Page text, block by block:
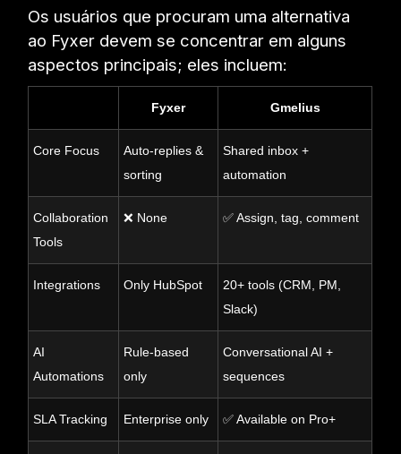
Os usuários que procuram uma alternativa
ao Fyxer devem se concentrar em alguns
aspectos principais; eles incluem:
Fyxer Gmelius
Core Focus
Auto-replies &
sorting
Shared inbox +
automation
Collaboration
Tools
❌ None ✅ Assign, tag, comment
Integrations Only HubSpot
20+ tools (CRM, PM,
Slack)
AI
Automations
Rule-based
only
Conversational AI +
sequences
SLA Tracking Enterprise only ✅ Available on Pro+